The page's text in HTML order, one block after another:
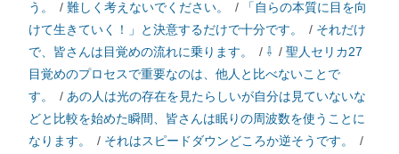
う。 / 難しく考えないでください。 /
「自らの本質に目を向
けて生きていく！」と決意するだけで十分です。
/ それだけ
で、皆さんは目覚めの流れに乗ります。
/ ⇩ / 聖人セリカ27
目覚めのプロセスで重要なのは、他人と比べないことで
す。
/ あの人は光の存在を見たらしいが自分は見ていないな
どと比較を始めた瞬間、皆さんは眠りの周波数を使うことに
なります。
/ それはスピードダウンどころか逆そうです。
/